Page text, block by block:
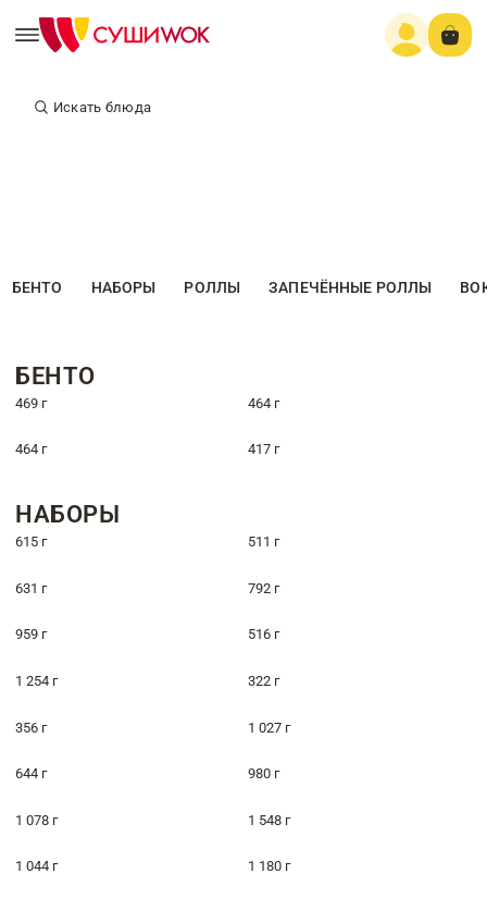
Искать блюда
БЕНТО НАБОРЫ РОЛЛЫ ЗАПЕЧЁННЫЕ РОЛЛЫ
БЕНТО
469 г 464 г
464 г 417 г
НАБОРЫ
615 г 511 г
631 г 792 г
959 г 516 г
1 254 г 322 г
356 г 1 027 г
644 г 980 г
1 078 г 1 548 г
1 044 г 1 180 г